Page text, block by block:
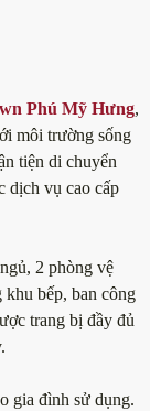
Phú Mỹ Hưng,
môi trường sống
tiện di chuyển
dịch vụ cao cấp
2 phòng vệ
khu bếp, ban công
trang bị đầy đủ
gia đình sử dụng.